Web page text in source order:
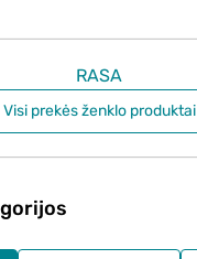
RASA
Visi prekės ženklo produktai